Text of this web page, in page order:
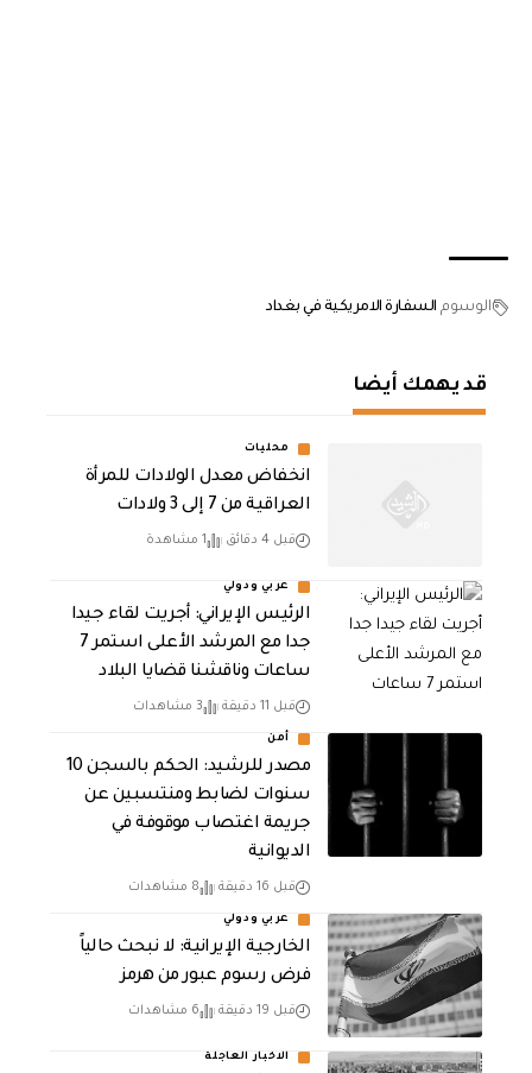
الوسوم السفارة الامريكية في بغداد
قد يهمك أيضا
محليات
انخفاض معدل الولادات للمرأة
العراقية من 7 إلى 3 ولادات
قبل 4 دقائق 1 مشاهدة
عربي ودولي
الرئيس الإيراني: أجريت لقاء جيدا
جدا مع المرشد الأعلى استمر 7
ساعات وناقشنا قضايا البلاد
قبل 11 دقيقة 3 مشاهدات
أمن
مصدر للرشيد: الحكم بالسجن 10
سنوات لضابط ومنتسبين عن
جريمة اغتصاب موقوفة في
الديوانية
قبل 16 دقيقة 8 مشاهدات
عربي ودولي
الخارجية الإيرانية: لا نبحث حالياً
فرض رسوم عبور من هرمز
قبل 19 دقيقة 6 مشاهدات
الاخبار العاجلة